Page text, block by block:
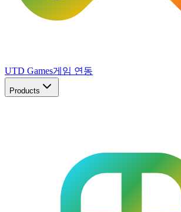
UTD Games게임 연동
Products